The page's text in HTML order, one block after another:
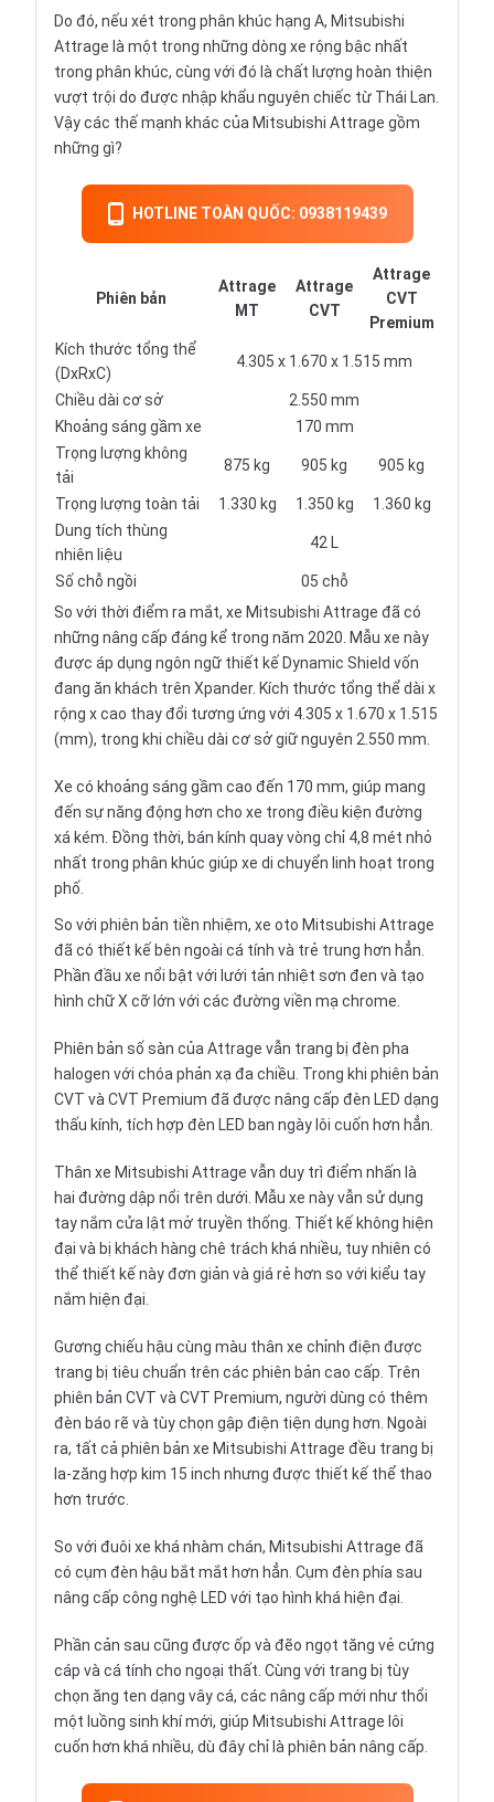
Do đó, nếu xét trong phân khúc hạng A, Mitsubishi
Attrage là một trong những dòng xe rộng bậc nhất
trong phân khúc, cùng với đó là chất lượng hoàn thiện
vượt trội do được nhập khẩu nguyên chiếc từ Thái Lan.
Vậy các thế mạnh khác của Mitsubishi Attrage gồm
những gì?
HOTLINE TOÀN QUỐC: 0938119439
Phiên bản
Attrage
MT
Attrage
CVT
Attrage
CVT
Premium
Kích thước tổng thể
(DxRxC)
4.305 x 1.670 x 1.515 mm
Chiều dài cơ sở
2.550 mm
Khoảng sáng gầm xe
170 mm
Trọng lượng không
tải
875 kg 905 kg 905 kg
Trọng lượng toàn tải 1.330 kg 1.350 kg
1.360 kg
Dung tích thùng
nhiên liệu
42 L
Số chỗ ngồi
05 chỗ
So với thời điểm ra mắt, xe Mitsubishi Attrage đã có
những nâng cấp đáng kể trong năm 2020. Mẫu xe này
được áp dụng ngôn ngữ thiết kế Dynamic Shield vốn
đang ăn khách trên Xpander. Kích thước tổng thể dài x
rộng x cao thay đổi tương ứng với 4.305 x 1.670 x 1.515
(mm), trong khi chiều dài cơ sở giữ nguyên 2.550 mm.
Xe có khoảng sáng gầm cao đến 170 mm, giúp mang
đến sự năng động hơn cho xe trong điều kiện đường
xá kém. Đồng thời, bán kính quay vòng chỉ 4,8 mét nhỏ
nhất trong phân khúc giúp xe di chuyển linh hoạt trong
phố.
So với phiên bản tiền nhiệm, xe oto Mitsubishi Attrage
đã có thiết kế bên ngoài cá tính và trẻ trung hơn hẳn.
Phần đầu xe nổi bật với lưới tản nhiệt sơn đen và tạo
hình chữ X cỡ lớn với các đường viền mạ chrome.
Phiên bản số sàn của Attrage vẫn trang bị đèn pha
halogen với chóa phản xạ đa chiều. Trong khi phiên bản
CVT và CVT Premium đã được nâng cấp đèn LED dạng
thấu kính, tích hợp đèn LED ban ngày lôi cuốn hơn hẳn.
Thân xe Mitsubishi Attrage vẫn duy trì điểm nhấn là
hai đường dập nổi trên dưới. Mẫu xe này vẫn sử dụng
tay nắm cửa lật mở truyền thống. Thiết kế không hiện
đại và bị khách hàng chê trách khá nhiều, tuy nhiên có
thể thiết kế này đơn giản và giá rẻ hơn so với kiểu tay
nắm hiện đại.
Gương chiếu hậu cùng màu thân xe chỉnh điện được
trang bị tiêu chuẩn trên các phiên bản cao cấp. Trên
phiên bản CVT và CVT Premium, người dùng có thêm
đèn báo rẽ và tùy chọn gập điện tiện dụng hơn. Ngoài
ra, tất cả phiên bản xe Mitsubishi Attrage đều trang bị
la-zăng hợp kim 15 inch nhưng được thiết kế thể thao
hơn trước.
So với đuôi xe khá nhàm chán, Mitsubishi Attrage đã
có cụm đèn hậu bắt mắt hơn hẳn. Cụm đèn phía sau
nâng cấp công nghệ LED với tạo hình khá hiện đại.
Phần cản sau cũng được ốp và đẽo ngọt tăng vẻ cứng
cáp và cá tính cho ngoại thất. Cùng với trang bị tùy
chọn ăng ten dạng vây cá, các nâng cấp mới như thổi
một luồng sinh khí mới, giúp Mitsubishi Attrage lôi
cuốn hơn khá nhiều, dù đây chỉ là phiên bản nâng cấp.